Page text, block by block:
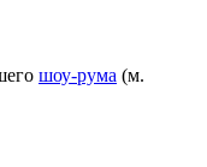
шоу-рума (м.